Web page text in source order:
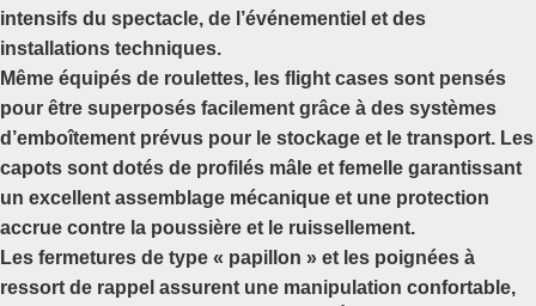
intensifs du spectacle, de l’événementiel et des
installations techniques.
Même équipés de roulettes, les flight cases sont pensés
pour être superposés facilement grâce à des systèmes
d’emboîtement prévus pour le stockage et le transport. Les
capots sont dotés de profilés mâle et femelle garantissant
un excellent assemblage mécanique et une protection
accrue contre la poussière et le ruissellement.
Les fermetures de type « papillon » et les poignées à
ressort de rappel assurent une manipulation confortable,